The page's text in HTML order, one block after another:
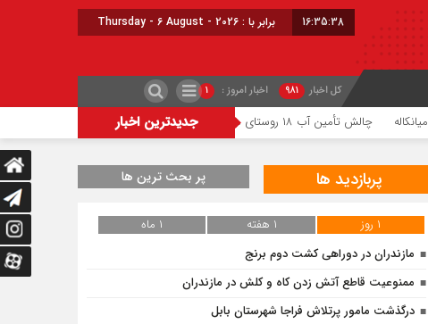
16:35:38 برابر با : Thursday - 6 August - 2026
کل اخبار ۹۸۱ اخبار امروز : ۱
جدیدترین اخبار چالش تأمین آب ۱۸ روستای مازندران برای کشت دوم برنج ممنوعیت قاطع آتش زدن کاه
پربازدید ها پر بحث ترین ها
۱ روز ۱ هفته
۱ ماه
مازندران در دوراهی کشت دوم برنج
ممنوعیت قاطع آتش زدن کاه و کلش در مازندران
درگذشت مامور پرتلاش فراجا شهرستان بابل